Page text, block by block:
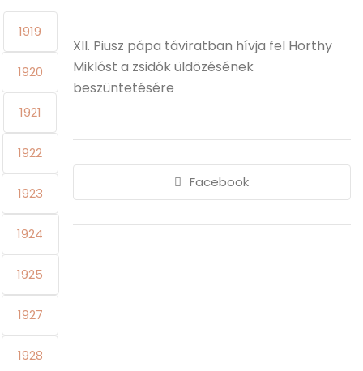
1919
1920
1921
1922
1923
1924
1925
1927
1928
XII. Piusz pápa táviratban hívja fel Horthy
Miklóst a zsidók üldözésének
beszüntetésére
Facebook